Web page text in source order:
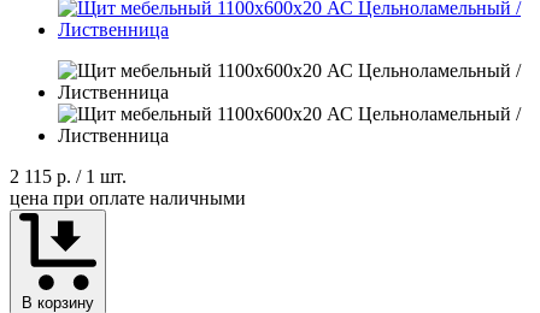
2 115 р. / 1 шт.
цена при оплате наличными
В корзину